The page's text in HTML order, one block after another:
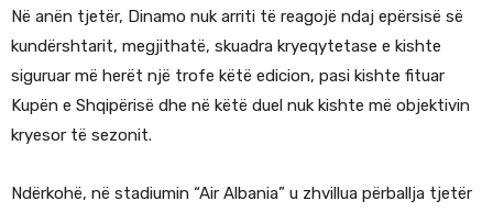
Në anën tjetër, Dinamo nuk arriti të reagojë ndaj epërsisë së
kundërshtarit, megjithatë, skuadra kryeqytetase e kishte
siguruar më herët një trofe këtë edicion, pasi kishte fituar
Kupën e Shqipërisë dhe në këtë duel nuk kishte më objektivin
kryesor të sezonit.
Ndërkohë, në stadiumin “Air Albania” u zhvillua përballja tjetër